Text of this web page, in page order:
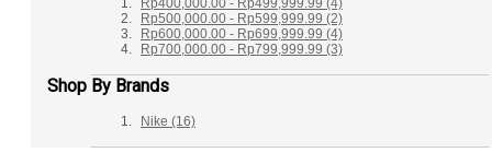
Rp400,000.00 - Rp499,999.99 (4)
Rp500,000.00 - Rp599,999.99 (2)
Rp600,000.00 - Rp699,999.99 (4)
Rp700,000.00 - Rp799,999.99 (3)
Shop By Brands
Nike (16)